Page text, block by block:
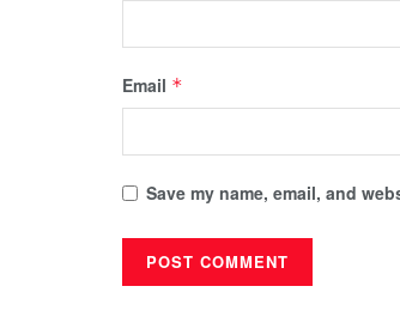
Email *
Save my name, email, and